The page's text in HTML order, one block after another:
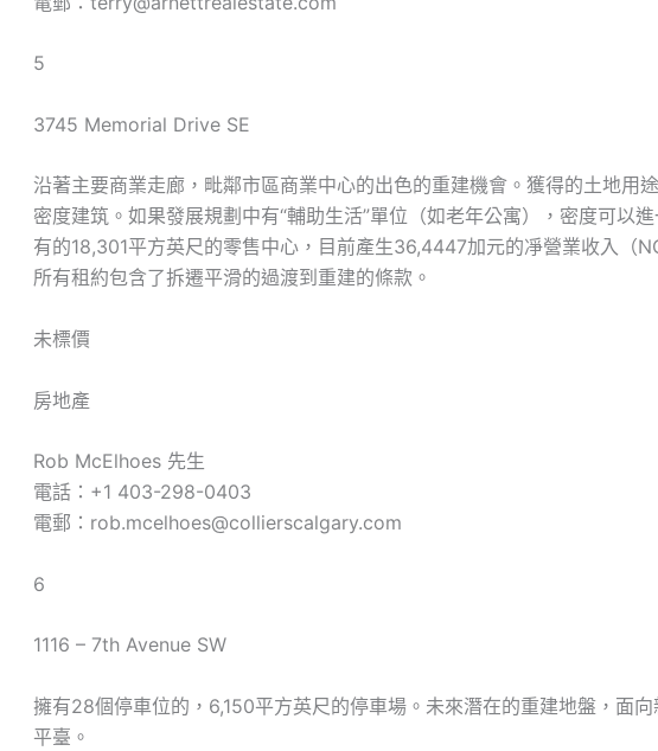
5
3745 Memorial Drive SE
沿著主要商業走廊，毗鄰市區商業中心的出色的重建機會。獲得的土地用
密度建筑。如果發展規劃中有“輔助生活”單位（如老年公寓），密度可以
有的18,301平方英尺的零售中心，目前產生36,4447加元的凈營業收入（
所有租約包含了拆遷平滑的過渡到重建的條款。
未標價
房地產
Rob McElhoes 先生
電話：+1 403-298-0403
電郵：rob.mcelhoes@collierscalgary.com
6
1116 – 7th Avenue SW
擁有28個停車位的，6,150平方英尺的停車場。未來潛在的重建地盤，面
平臺。